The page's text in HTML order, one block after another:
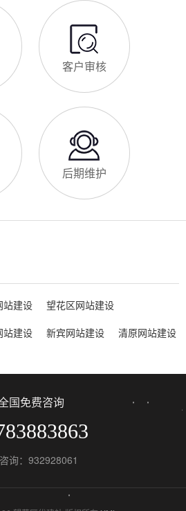
客户审核
后期维护
站建设
望花区网站建设
站建设 新宾网站建设 清原网站建设
国免费咨询
询：932928061